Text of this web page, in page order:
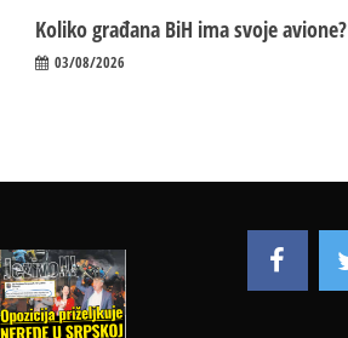
Koliko građana BiH ima svoje avione?
03/08/2026